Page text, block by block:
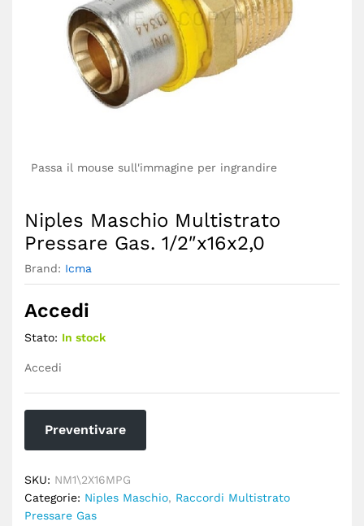
Passa il mouse sull'immagine per ingrandire
Niples Maschio Multistrato
Pressare Gas. 1/2″x16x2,0
Brand: Icma
Accedi
Stato: In stock
Accedi
Preventivare
SKU: NM1\2X16MPG
Categorie: Niples Maschio, Raccordi Multistrato
Pressare Gas